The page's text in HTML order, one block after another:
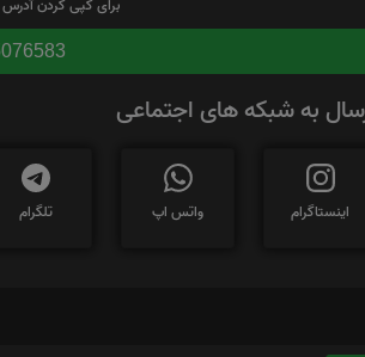
برای کپی کردن
به شبکه های اجتماعی
اینستاگرام واتس اپ تلگرام